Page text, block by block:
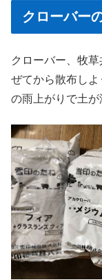
クローバー
クローバー、牧
ぜてから散布し
の雨上がりで土が